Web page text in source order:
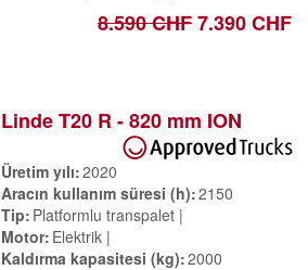
8.590 CHF7.390 CHF
Linde T20 R - 820 mm ION
Üretim yılı 2020
Aracın kullanım süresi (h) 2150
Tip Platformlu transpalet
Motor Elektrik
Kaldırma kapasitesi (kg) 2000